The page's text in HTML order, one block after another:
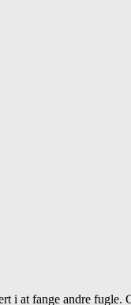
i at fange andre fugle.